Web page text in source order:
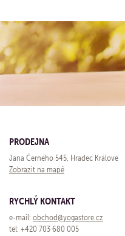
PRODEJNA
Jana Černého 545, Hradec Králové
Zobrazit na mapě
RYCHLÝ KONTAKT
e-mail: obchod@yogastore.cz
tel: +420 703 680 005